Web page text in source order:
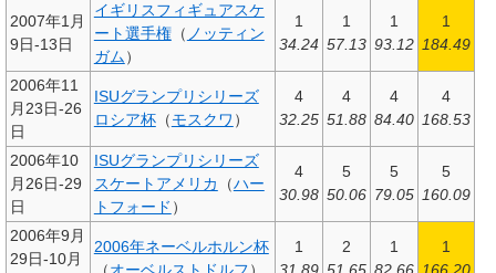
2007年1月
9日-13日
イギリスフィギュアスケ
ート選手権（ ノッティン
ガム）
1
34.24
1
57.13
1
93.12
1
184.49
2006年11
月23日-26
日
ISUグランプリシリーズ
ロシア杯（モスクワ ）
4
32.25
4
51.88
4
84.40
4
168.53
2006年10
月26日-29
日
ISUグランプリシリーズ
スケートアメリカ
（ハー
トフォード ）
4
30.98
5
50.06
5
79.05
5
160.09
2006年9月
29日-10月
2006年ネーベルホルン杯
1
2
1
1